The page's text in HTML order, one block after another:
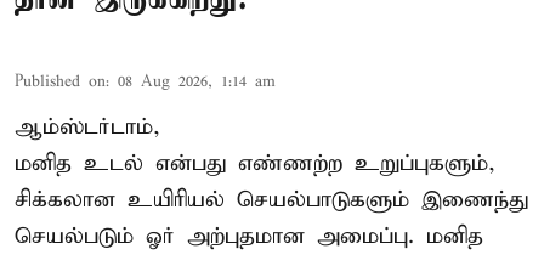
Published on: 08 Aug 2026, 1:14 am
ஆம்ஸ்டர்டாம்,
மனித உடல் என்பது எண்ணற்ற உறுப்புகளும்,
சிக்கலான உயிரியல் செயல்பாடுகளும் இணைந்து
செயல்படும் ஓர் அற்புதமான அமைப்பு. மனித